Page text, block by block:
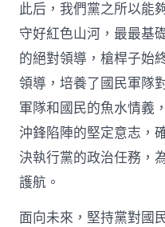
此后，我們黨之所以能
守好紅色山河，最最基
的絕對領導，槍桿子始
領導，培養了國民軍隊
軍隊和國民的魚水情義
沖鋒陷陣的堅定意志，
決執行黨的政治任務，
護航。
面向未來，堅持黨對國